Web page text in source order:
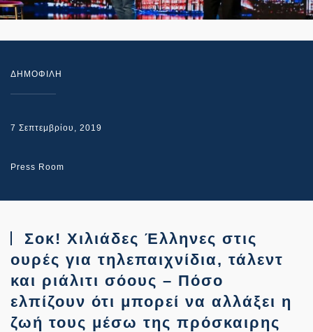
ΔΗΜΟΦΙΛΗ
7 Σεπτεμβρίου, 2019
Press Room
Σοκ! Χιλιάδες Έλληνες στις
ουρές για τηλεπαιχνίδια, τάλεντ
και ριάλιτι σόους – Πόσο
ελπίζουν ότι μπορεί να αλλάξει η
ζωή τους μέσω της πρόσκαιρης